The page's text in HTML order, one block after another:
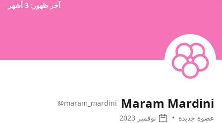
آخر ظهور: 3 أشهر
Maram Mardini
@maram_mardini
عضوة جديدة • نوفمبر 2023